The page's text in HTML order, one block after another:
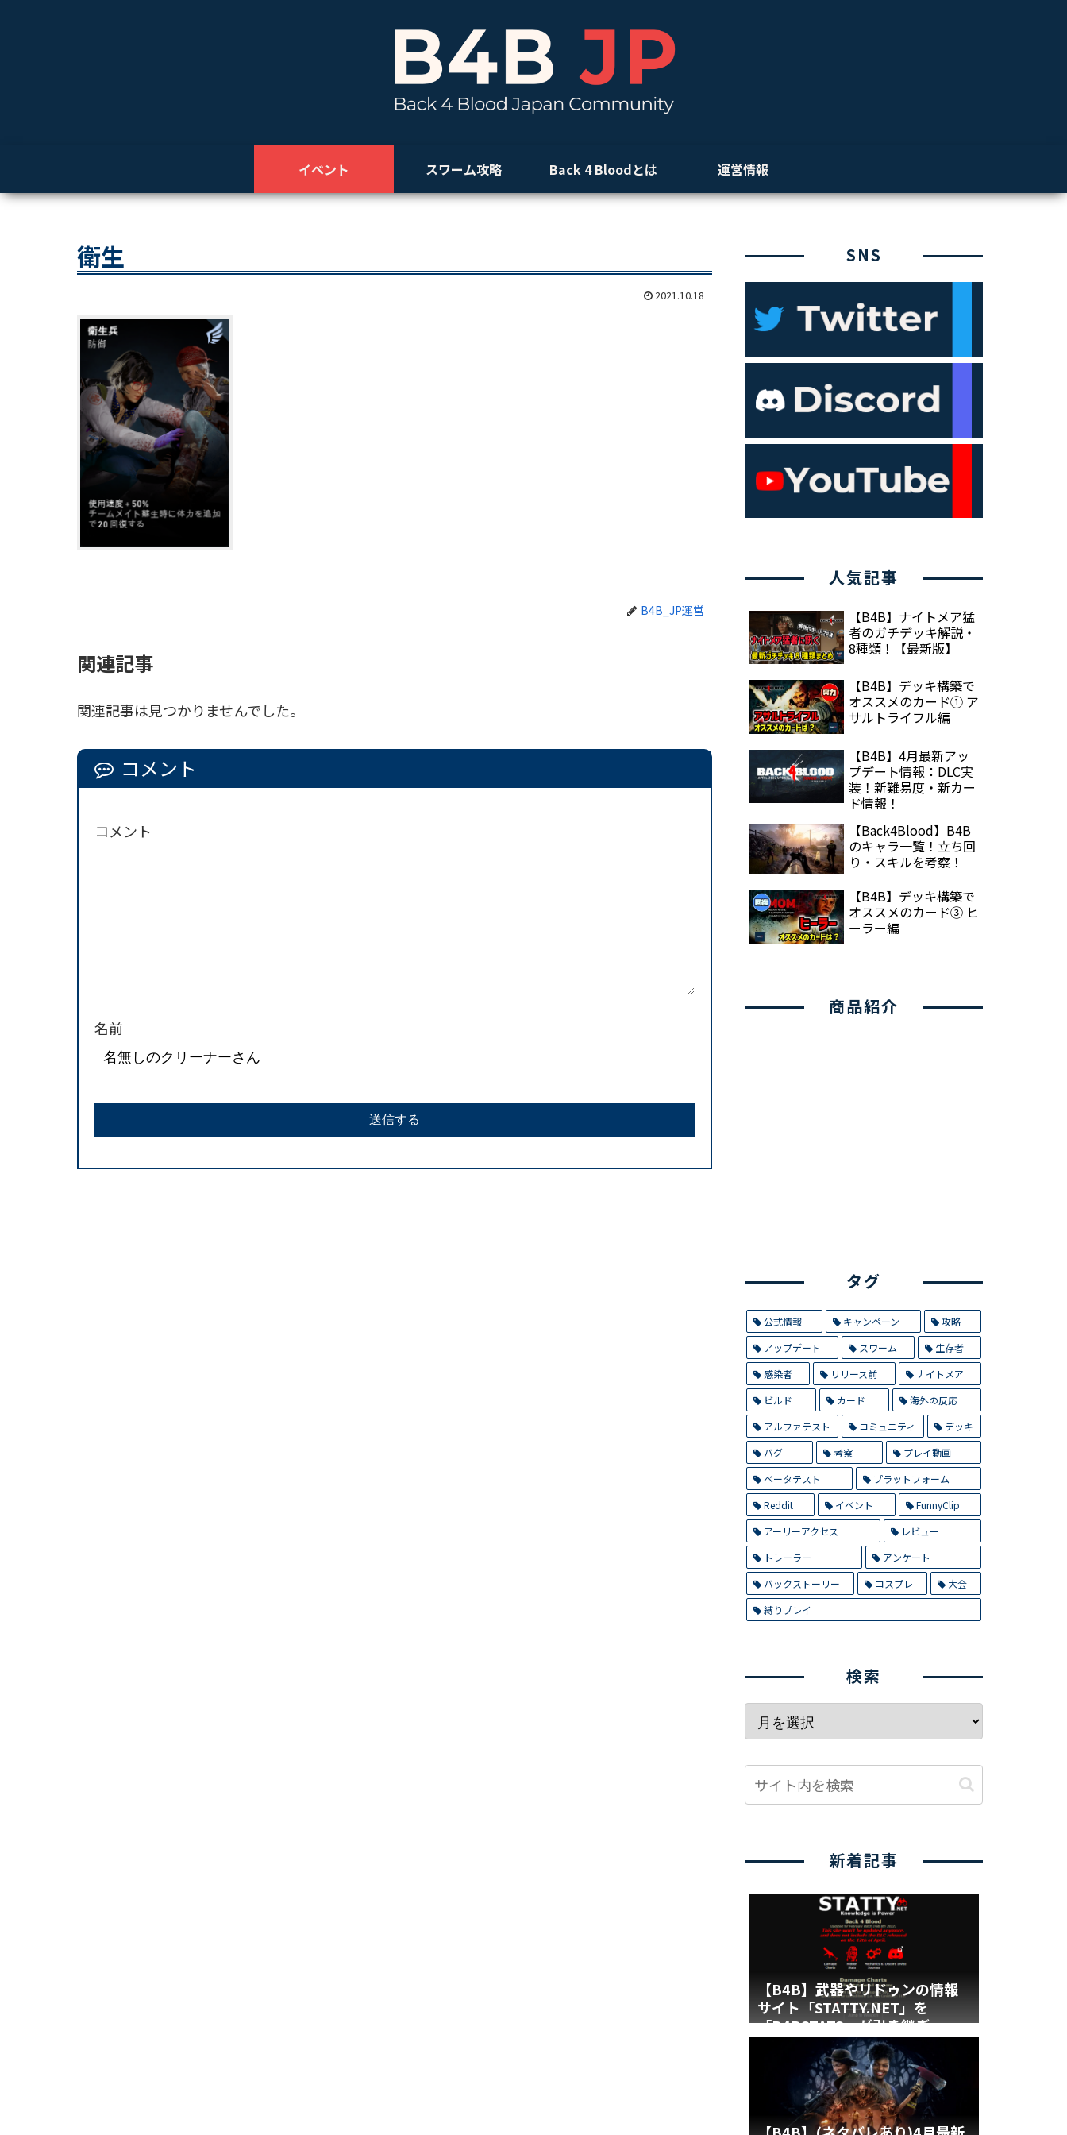
イベント スワーム攻略 Back 4 Bloodとは 運営情報
衛生
2021.10.18
B4B_JP運営
関連記事
関連記事は見つかりませんでした。
コメント
コメント
名前
SNS
人気記事
【B4B】ナイトメア猛
者のガチデッキ解説・
8種類！【最新版】
【B4B】デッキ構築で
オススメのカード① ア
サルトライフル編
【B4B】4月最新アッ
プデート情報：DLC実
装！新難易度・新カー
ド情報！
【Back4Blood】B4B
のキャラ一覧！立ち回
り・スキルを考察！
【B4B】デッキ構築で
オススメのカード③ ヒ
ーラー編
商品紹介
タグ
公式情報 キャンペーン
攻略
アップデート
スワーム
生存者
感染者
リリース前
ナイトメア
ビルド
カード
海外の反応
アルファテスト
コミュニティ
デッキ
バグ
考察
プレイ動画
ベータテスト
プラットフォーム
Reddit
イベント
FunnyClip
アーリーアクセス
レビュー
トレーラー
アンケート
バックストーリー
コスプレ
大会
縛りプレイ
検索
新着記事
【B4B】武器やリドゥンの情報
サイト「STATTY.NET」を
「B4BSTATS」が引き継ぎ